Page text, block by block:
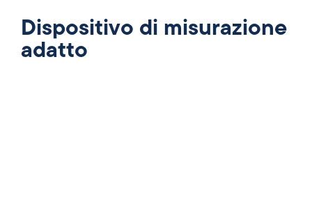
Dispositivo di misurazione
adatto